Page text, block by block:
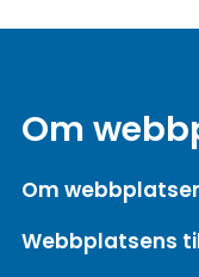
Om
Om
Webbplatsens